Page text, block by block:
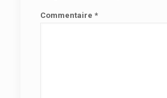
Commentaire *